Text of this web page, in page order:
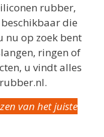
rubber,
die
nu op zoek bent
ringen of
u vindt alles
van het juiste